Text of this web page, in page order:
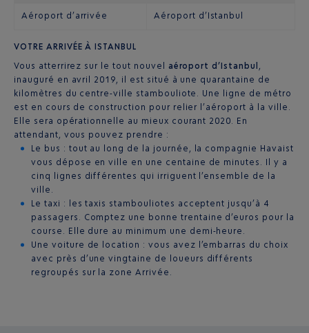
Aéroport d’arrivée Aéroport d’Istanbul
VOTRE ARRIVÉE À ISTANBUL
Vous atterrirez sur le tout nouvel aéroport d’Istanbul ,
inauguré en avril 2019, il est situé à une quarantaine de
kilomètres du centre-ville stambouliote. Une ligne de métro
est en cours de construction pour relier l’aéroport à la ville.
Elle sera opérationnelle au mieux courant 2020. En
attendant, vous pouvez prendre :
Le bus : tout au long de la journée, la compagnie Havaist
vous dépose en ville en une centaine de minutes. Il y a
cinq lignes différentes qui irriguent l’ensemble de la
ville.
Le taxi : les taxis stambouliotes acceptent jusqu’à 4
passagers. Comptez une bonne trentaine d’euros pour la
course. Elle dure au minimum une demi-heure.
Une voiture de location : vous avez l’embarras du choix
avec près d’une vingtaine de loueurs différents
regroupés sur la zone Arrivée.